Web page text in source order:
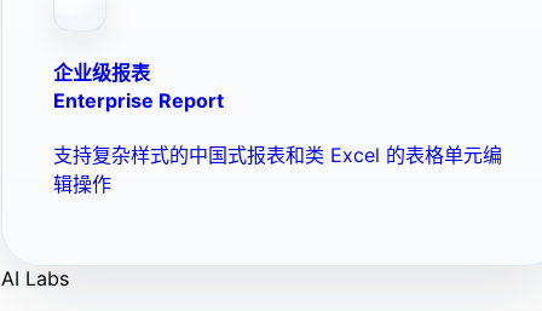
企业级报表
Enterprise Report
支持复杂样式的中国式报表和类 Excel 的表格单元编
辑操作
AI Labs